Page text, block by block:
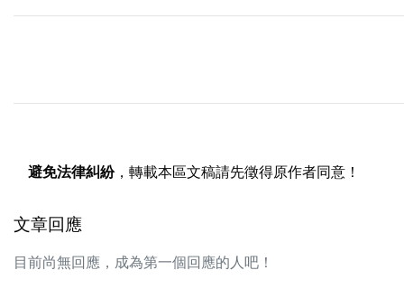
避免法律糾紛，轉載本區文稿請先徵得原作者同意！
文章回應
目前尚無回應，成為第一個回應的人吧！